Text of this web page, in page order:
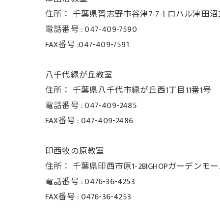
住所： 千葉県習志野市谷津7-7-1 ロハル津田沼
電話番号 :047-409-7590
FAX番号 :047-409-7591
八千代緑が丘教室
住所： 千葉県八千代市緑が丘西1丁目11番1号
電話番号 :047-409-2485
FAX番号 : 047-409-2486
印西牧の原教室
住所： 千葉県印西市原1-2BIGHOPガーデンモ
電話番号 :0476-36-4253
FAX番号 : 0476-36-4253